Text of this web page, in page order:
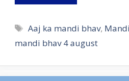
Tags
Aaj ka mandi bhav,
mandi bhav 4 august